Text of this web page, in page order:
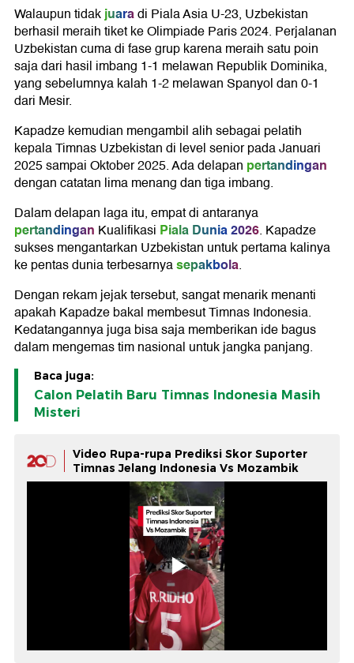
Walaupun tidakjuaradi Piala Asia U-23, Uzbekistan
berhasil meraih tiket ke Olimpiade Paris 2024. Perjalanan
Uzbekistan cuma di fase grup karena meraih satu poin
saja dari hasil imbang 1-1 melawan Republik Dominika,
yang sebelumnya kalah 1-2 melawan Spanyol dan 0-1
dari Mesir.
Kapadze kemudian mengambil alih sebagai pelatih
kepala Timnas Uzbekistan di level senior pada Januari
2025 sampai Oktober 2025. Ada delapan pertandingan
dengan catatan lima menang dan tiga imbang.
Dalam delapan laga itu, empat di antaranya
pertandingan Kualifikasi Piala Dunia 2026. Kapadze
sukses mengantarkan Uzbekistan untuk pertama kalinya
ke pentas dunia terbesarnyasepakbola.
Dengan rekam jejak tersebut, sangat menarik menanti
apakah Kapadze bakal membesut Timnas Indonesia.
Kedatangannya juga bisa saja memberikan ide bagus
dalam mengemas tim nasional untuk jangka panjang.
Baca juga:
Calon Pelatih Baru Timnas Indonesia Masih
Misteri
Video Rupa-rupa Prediksi Skor Suporter
Timnas Jelang Indonesia Vs Mozambik